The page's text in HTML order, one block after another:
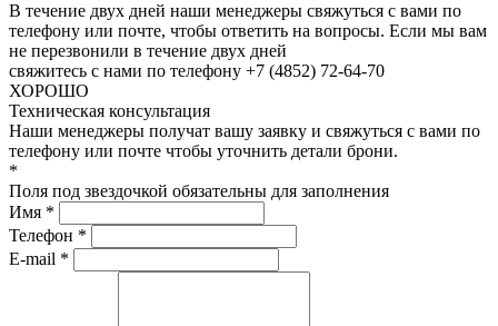
В течение двух дней наши менеджеры свяжуться с вами по
телефону или почте, чтобы ответить на вопросы. Если мы вам
не перезвонили в течение двух дней
свяжитесь с нами по телефону +7 (4852) 72-64-70
ХОРОШО
Техническая консультация
Наши менеджеры получат вашу заявку и свяжуться с вами по
телефону или почте чтобы уточнить детали брони.
*
Поля под звездочкой обязательны для заполнения
Имя *
Телефон *
E-mail *